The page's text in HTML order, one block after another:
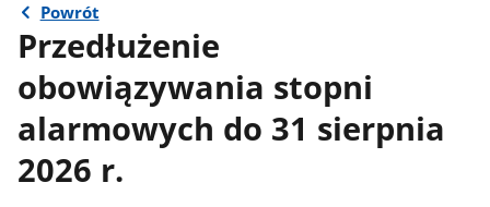
Powrót
Przedłużenie
obowiązywania stopni
alarmowych do 31 sierpnia
2026 r.